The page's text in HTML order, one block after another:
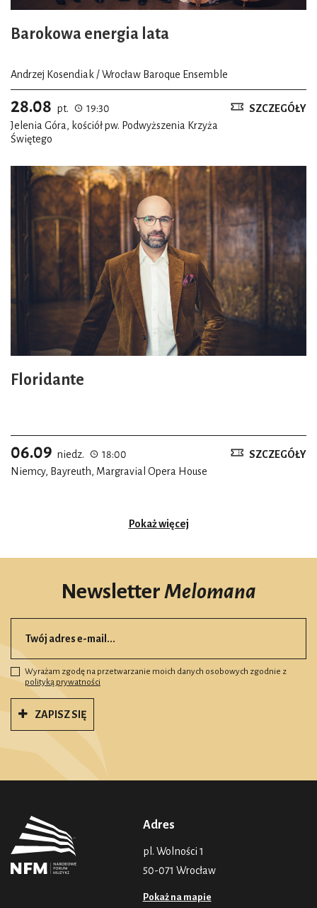
Barokowa energia lata
Andrzej Kosendiak / Wrocław Baroque Ensemble
28.08 pt.
19:30
Jelenia Góra, kościół pw. Podwyższenia Krzyża
Świętego
SZCZEGÓŁY
Floridante
06.09 niedz.
18:00
Niemcy, Bayreuth, Margravial Opera House
SZCZEGÓŁY
Pokaż więcej
NewsletterMelomana
Wyrażam zgodę na przetwarzanie moich danych osobowych zgodnie z
polityką prywatności
ZAPISZ SIĘ
Adres
pl. Wolności 1
50-071 Wrocław
Pokaż na mapie